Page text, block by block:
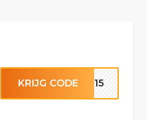
KRIJG CODE LE15